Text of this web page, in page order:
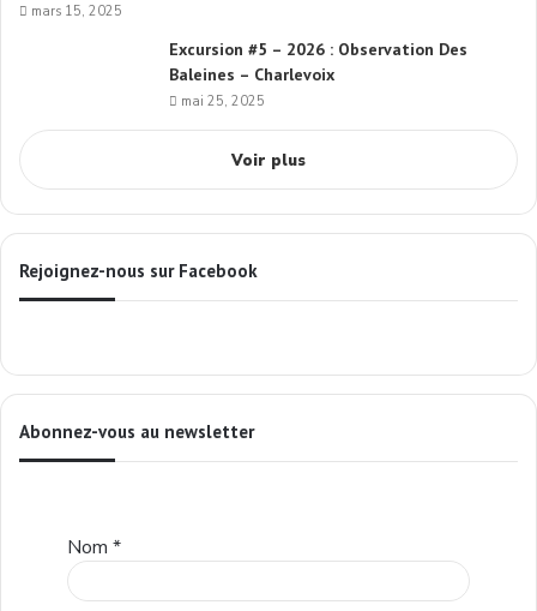
mars 15, 2025
Excursion #5 – 2026 : Observation Des
Baleines – Charlevoix
mai 25, 2025
Voir plus
Rejoignez-nous sur Facebook
Abonnez-vous au newsletter
Nom *